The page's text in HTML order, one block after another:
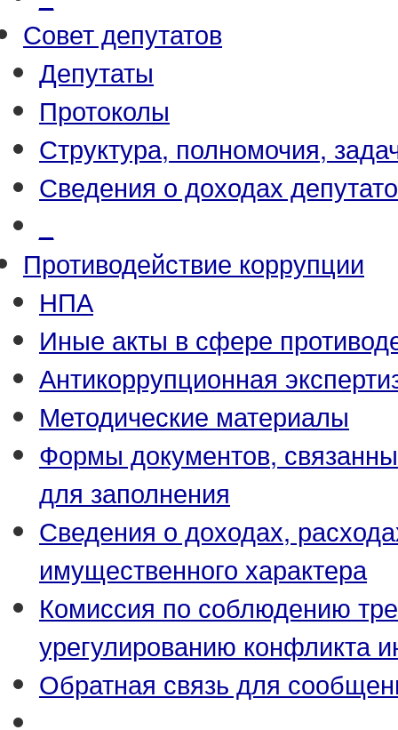
Совет депутатов
Депутаты
Протоколы
Структура, полномочия,
Сведения о доходах
Противодействие коррупции
НПА
Иные акты в сфере
Антикоррупционная
Методические материалы
Формы документов,
для заполнения
Сведения о доходах,
имущественного характера
Комиссия по соблюдению
урегулированию конфликта
Обратная связь для